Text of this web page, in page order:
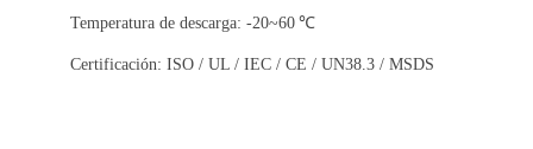
Temperatura de descarga: -20~60 ℃
Certificación: ISO / UL / IEC / CE / UN38.3 / MSDS